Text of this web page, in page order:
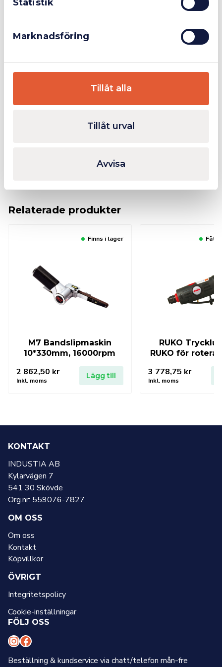
Statistik
Marknadsföring
Tillåt alla
Tillåt urval
Avvisa
RUKO HM-filset 10st
Relaterade produkter
Finns i lager
M7 Bandslipmaskin
10*330mm, 16000rpm
2 862,50 kr
Inkl. moms
Lägg till
RUKO
RUKO för
3 778,75 kr
Inkl. moms
KONTAKT
INDUSTIA AB
Kylarvägen 7
541 30 Skövde
Org.nr: 559076-7827
OM OSS
Om oss
Kontakt
Köpvillkor
ÖVRIGT
Integritetspolicy
Cookie-inställningar
FÖLJ OSS
I
n
F
a
Beställning & kundservice via chatt/telefon mån-fre